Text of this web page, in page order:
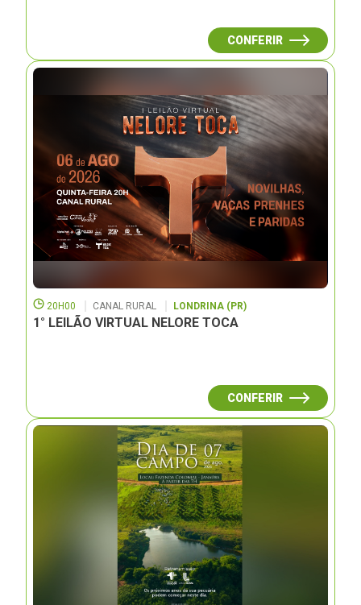
CONFERIR
20H00 CANAL RURAL LONDRINA (PR)
1° LEILÃO VIRTUAL NELORE TOCA
CONFERIR